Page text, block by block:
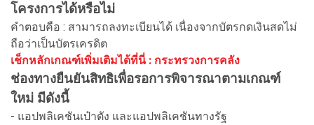
โครงการได้หรือไม่
คำตอบคือ : สามารถลงทะเบียนได้ เนื่องจากบัตรกดเงินสดไม่
ถือว่าเป็นบัตรเครดิต
เช็กหลักเกณฑ์เพิ่มเติมได้ที่นี่ : กระทรวงการคลัง
ช่องทางยืนยันสิทธิเพื่อรอการพิจารณาตามเกณฑ์
ใหม่ มีดังนี้
- แอปพลิเคชันเป๋าตัง และแอปพลิเคชันทางรัฐ